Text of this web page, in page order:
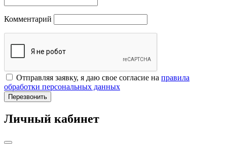
Комментарий
Отправляя заявку, я даю свое согласие на правила
обработки персональных данных
Перезвонить
Личный кабинет